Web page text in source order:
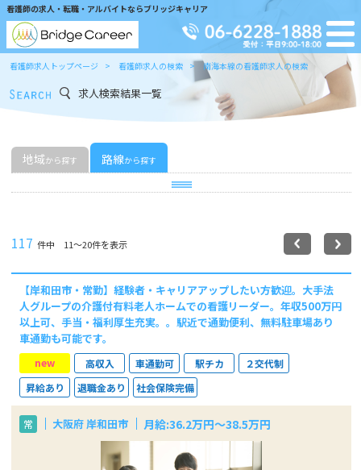
看護師の求人・転職・アルバイトならブリッジキャリア
看護師求人トップページ 看護師求人の検索 南海本線の看護師求人の検索
求人検索結果一覧
地域から探す 路線から探す
117 件中 11〜20件を表示
【岸和田市・常勤】経験者・キャリアアップしたい方歓迎。大手法
人グループの介護付有料老人ホームでの看護リーダー。年収500万円
以上可、手当・福利厚生充実。。駅近で通勤便利、無料駐車場あり
車通勤も可能です。
new 高収入 車通勤可 駅チカ
２交代制
昇給あり
退職金あり 社会保険完備
常 大阪府 岸和田市 月給:36.2万円～38.5万円